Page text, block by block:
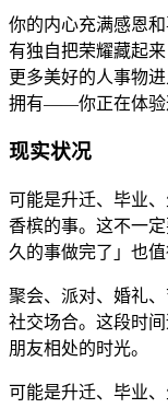
你的内心充满感恩
有独自把荣耀藏起
更多美好的人事物
拥有——你正在体验
现实状况
可能是升迁、毕业
香槟的事。这不一
久的事做完了」也值
聚会、派对、婚礼
社交场合。这段时
朋友相处的时光。
可能是升迁、毕业